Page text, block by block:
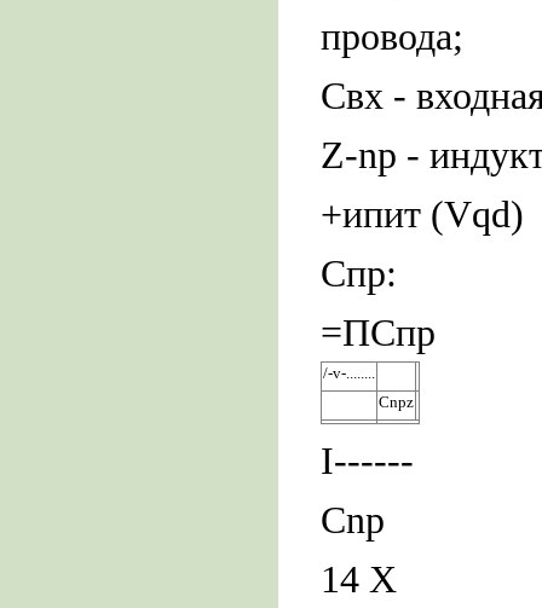
провода;
Свх -
Z-np -
+ипит (Vqd)
Спр:
=ПСпр
/-v-........
Cnpz
I------
Cnp
14 X